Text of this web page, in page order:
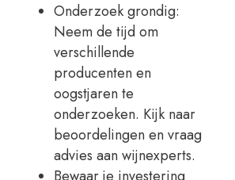
Onderzoek grondig:
Neem de tijd om
verschillende
producenten en
oogstjaren te
onderzoeken. Kijk naar
beoordelingen en vraag
advies aan wijnexperts.